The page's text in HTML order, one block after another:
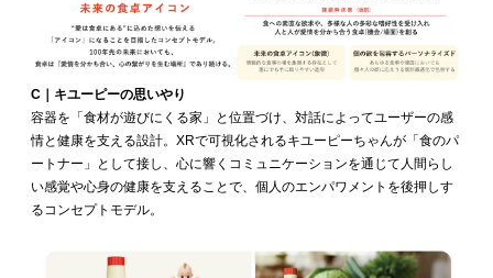
C｜キユーピーの思いやり
容器を「食材が遊びにくる家」と位置づけ、対話によってユーザーの感
情と健康を支える設計。XRで可視化されるキユーピーちゃんが「食のパ
ートナー」として接し、心に響くコミュニケーションを通じて人間らし
い感覚や心身の健康を支えることで、個人のエンパワメントを後押しす
るコンセプトモデル。